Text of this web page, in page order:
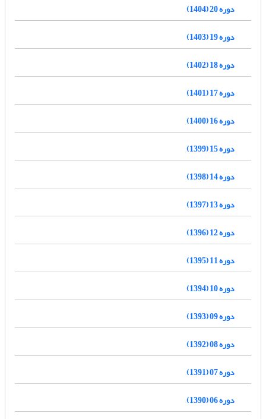
دوره 20 (1404)
دوره 19 (1403)
دوره 18 (1402)
دوره 17 (1401)
دوره 16 (1400)
دوره 15 (1399)
دوره 14 (1398)
دوره 13 (1397)
دوره 12 (1396)
دوره 11 (1395)
دوره 10 (1394)
دوره 09 (1393)
دوره 08 (1392)
دوره 07 (1391)
دوره 06 (1390)